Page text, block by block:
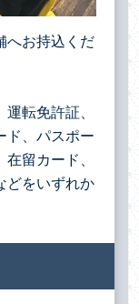
へお持込くだ
転免許証、
ド、パスポー
留カード、
どをいずれか